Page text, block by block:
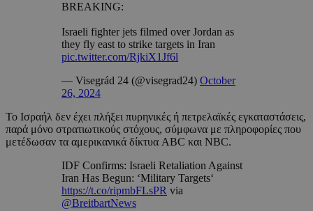
BREAKING:
Israeli fighter jets filmed over Jordan as
they fly east to strike targets in Iran
pic.twitter.com/RjkiX1Jf6l
— Visegrád 24 (@visegrad24) October
26, 2024
Το Ισραήλ δεν έχει πλήξει πυρηνικές ή πετρελαϊκές εγκαταστάσεις,
παρά μόνο στρατιωτικούς στόχους, σύμφωνα με πληροφορίες που
μετέδωσαν τα αμερικανικά δίκτυα ABC και NBC.
IDF Confirms: Israeli Retaliation Against
Iran Has Begun: ‘Military Targets‘
https://t.co/ripmbFLsPR via
@BreitbartNews